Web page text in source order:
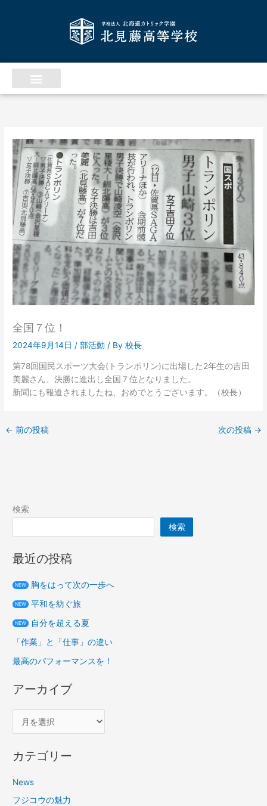
全国７位！
2024年9月14日 /部活動 / By校長
第78回国民スポーツ大会(トランポリン)に出場した2年生の吉田
美麗さん、決勝に進出し全国７位となりました。
新聞にも報道されましたね、おめでとうございます。（校長）
← 前の投稿 次の投稿 →
検索
検索
最近の投稿
NEW 胸をはって次の一歩へ
NEW 平和を紡ぐ旅
NEW
自分を超える夏
「作業」と「仕事」の違い
最高のパフォーマンスを！
アーカイブ
ブ
カテゴリー
News
フジコウの魅力